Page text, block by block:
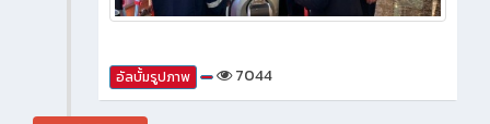
อัลบั้มรูปภาพ 7044